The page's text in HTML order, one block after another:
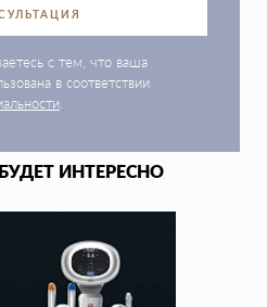
с тем, что ваша
в соответствии
ИНТЕРЕСНО